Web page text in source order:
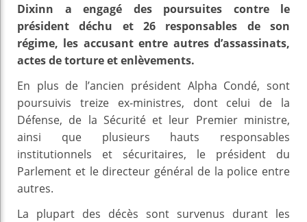
Dixinn a engagé des poursuites contre le
président déchu et 26 responsables de son
régime, les accusant entre autres d’assassinats,
actes de torture et enlèvements.
En plus de l’ancien président Alpha Condé, sont
poursuivis treize ex-ministres, dont celui de la
Défense, de la Sécurité et leur Premier ministre,
ainsi que plusieurs hauts responsables
institutionnels et sécuritaires, le président du
Parlement et le directeur général de la police entre
autres.
La plupart des décès sont survenus durant les